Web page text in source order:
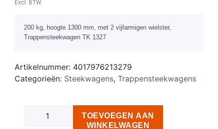
Excl. BTW
200 kg, hoogte 1300 mm, met 2 vijfarmigen wielster,
Trappensteekwagen TK 1327
Artikelnummer: 4017976213279
Categorieën: Steekwagens, Trappensteekwagens
TOEVOEGEN AAN
WINKELWAGEN